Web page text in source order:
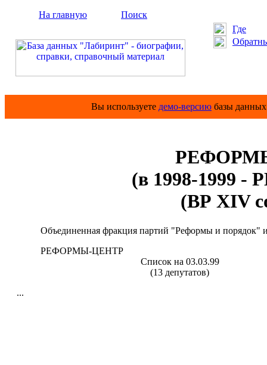
На главную
Поиск
Где
Вы используете демо-версию базы
(в 1998-1999
(ВР XIV
Объединенная фракция партий "Реформы и порядок" и
РЕФОРМЫ-ЦЕНТР
Список на 03.03.99
(13 депутатов)
...